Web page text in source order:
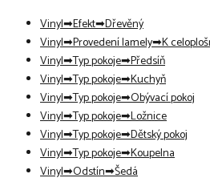
Vinyl Efekt Dřevěný
Vinyl Provedení lamely K
Vinyl Typ pokoje Předsíň
Vinyl Typ pokoje Kuchyň
Vinyl Typ pokoje Obývací pokoj
Vinyl Typ pokoje Ložnice
Vinyl Typ pokoje Dětský pokoj
Vinyl Typ pokoje Koupelna
Vinyl Odstín Šedá